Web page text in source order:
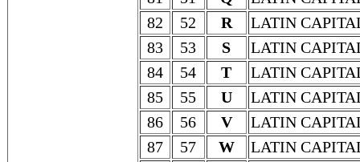
82
52 R
LATIN
83
53 S
LATIN
84
54 T
LATIN
85
55 U
LATIN
86
56 V
LATIN
87
57 W
LATIN